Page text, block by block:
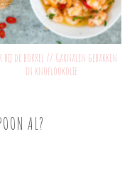
bij de borrel // Garnalen gebakken
in knoflookolie
AL?